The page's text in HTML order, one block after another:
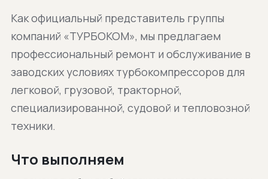
Как официальный представитель группы
компаний «ТУРБОКОМ», мы предлагаем
профессиональный ремонт и обслуживание в
заводских условиях турбокомпрессоров для
легковой, грузовой, тракторной,
специализированной, судовой и тепловозной
техники.
Что выполняем